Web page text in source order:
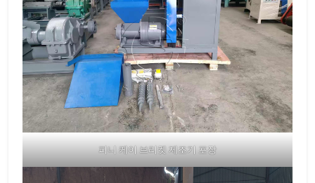
피니 케이 브리켓 제조기 포장